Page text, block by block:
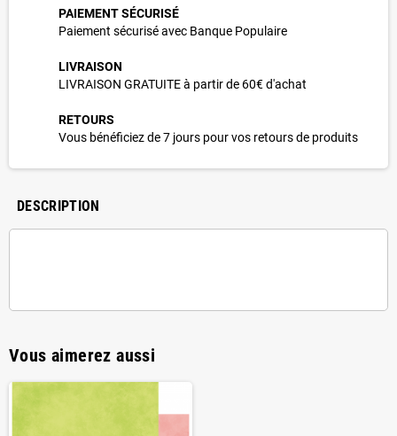
PAIEMENT SÉCURISÉ
Paiement sécurisé avec Banque Populaire
LIVRAISON
LIVRAISON GRATUITE à partir de 60€ d'achat
RETOURS
Vous bénéficiez de 7 jours pour vos retours de produits
DESCRIPTION
Vous aimerez aussi